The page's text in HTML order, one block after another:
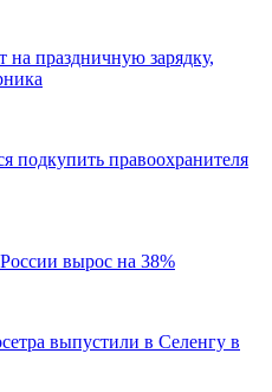
праздничную зарядку,
подкупить правоохранителя
вырос на 38%
выпустили в Селенгу в